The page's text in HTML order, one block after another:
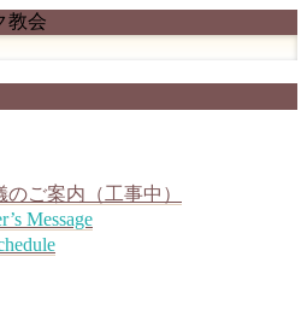
教会
ご案内（工事中）
Message